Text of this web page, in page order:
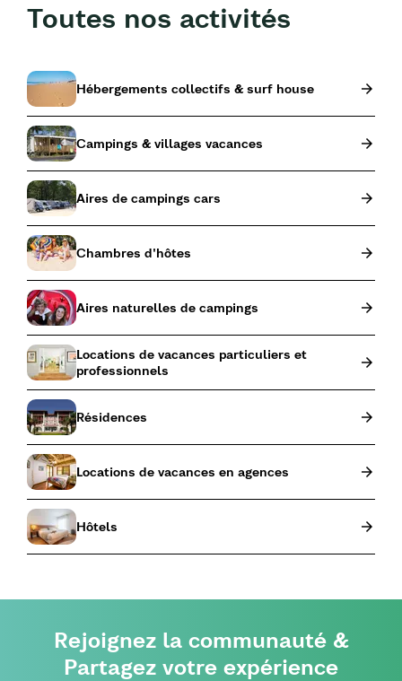
Toutes nos activités
Hébergements collectifs & surf house
Campings & villages vacances
Aires de campings cars
Chambres d'hôtes
Aires naturelles de campings
Locations de vacances particuliers et
professionnels
Résidences
Locations de vacances en agences
Hôtels
Rejoignez la communauté &
Partagez votre expérience